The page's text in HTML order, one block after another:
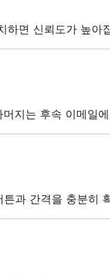
하면 신뢰도가 높아
지는 후속 이메일
과 간격을 충분히